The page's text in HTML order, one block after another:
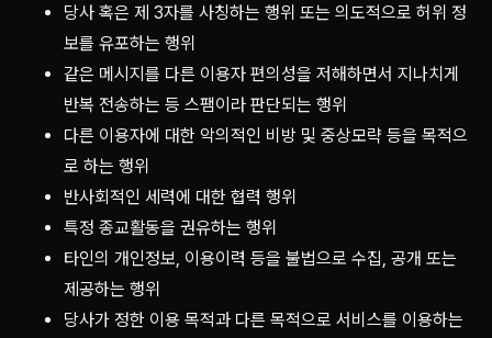
당사 혹은 제 3자를 사칭하는 행위 또는 의도적으로 허위 정
보를 유포하는 행위
같은 메시지를 다른 이용자 편의성을 저해하면서 지나치게
반복 전송하는 등 스팸이라 판단되는 행위
다른 이용자에 대한 악의적인 비방 및 중상모략 등을 목적으
로 하는 행위
반사회적인 세력에 대한 협력 행위
특정 종교활동을 권유하는 행위
타인의 개인정보, 이용이력 등을 불법으로 수집, 공개 또는
제공하는 행위
당사가 정한 이용 목적과 다른 목적으로 서비스를 이용하는